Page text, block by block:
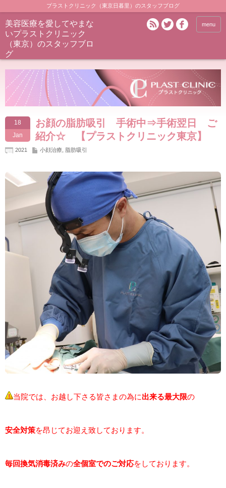
プラストクリニック（東京日暮里）のスタッフブログ
美容医療を愛してやまな
いプラストクリニック
（東京）のスタッフブロ
グ
menu
18
Jan
お顔の脂肪吸引 手術中⇒手術翌日 ご
紹介☆ 【プラストクリニック東京】
2021 小顔治療 脂肪吸引
当院では、お越し下さる皆さまの為に出来る最大限の
安全対策を昂じてお迎え致しております。
毎回換気消毒済みの全個室でのご対応をしております。